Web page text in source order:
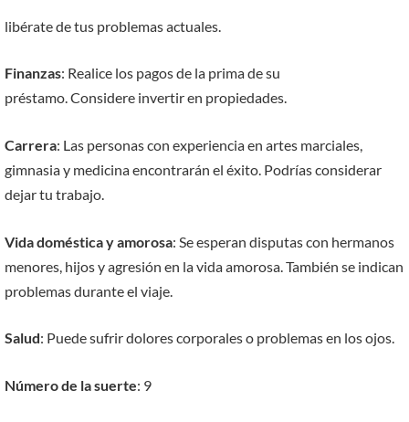
libérate de tus problemas actuales.
Finanzas: Realice los pagos de la prima de su
préstamo. Considere invertir en propiedades.
Carrera: Las personas con experiencia en artes marciales,
gimnasia y medicina encontrarán el éxito. Podrías considerar
dejar tu trabajo.
Vida doméstica y amorosa: Se esperan disputas con hermanos
menores, hijos y agresión en la vida amorosa. También se indican
problemas durante el viaje.
Salud: Puede sufrir dolores corporales o problemas en los ojos.
Número de la suerte: 9